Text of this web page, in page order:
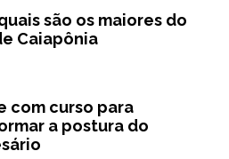
são os maiores do
Caiapônia
com curso para
a postura do